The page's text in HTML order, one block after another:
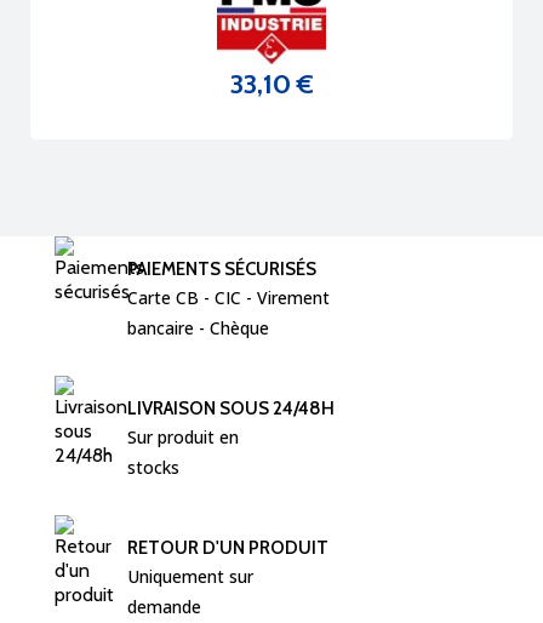
Prix
33,10 €
PAIEMENTS SÉCURISÉS
Carte CB - CIC - Virement
bancaire - Chèque
LIVRAISON SOUS 24/48H
Sur produit en
stocks
RETOUR D'UN PRODUIT
Uniquement sur
demande